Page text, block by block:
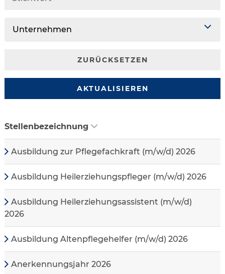
Unternehmen
ZURÜCKSETZEN
AKTUALISIEREN
Stellenbezeichnung
Ausbildung zur Pflegefachkraft (m/w/d) 2026
Ausbildung Heilerziehungspfleger (m/w/d) 2026
Ausbildung Heilerziehungsassistent (m/w/d)
2026
Ausbildung Altenpflegehelfer (m/w/d) 2026
Anerkennungsjahr 2026